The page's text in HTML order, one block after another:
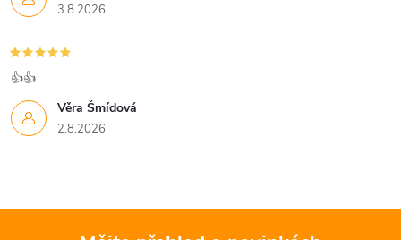
3.8.2026
Věra Šmídová
2.8.2026
👍👍